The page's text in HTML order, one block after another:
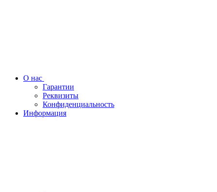
О нас
Гарантии
Реквизиты
Конфиденциальность
Информация